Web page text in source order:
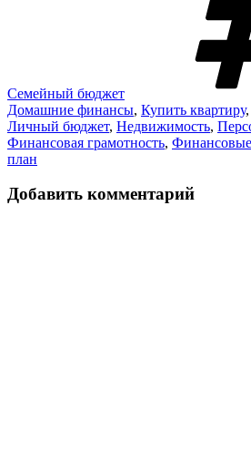
Семейный бюджет
Домашние финансы, Купить квартиру,
Личный бюджет, Недвижимость,
Финансовая грамотность,
план
Добавить комментарий